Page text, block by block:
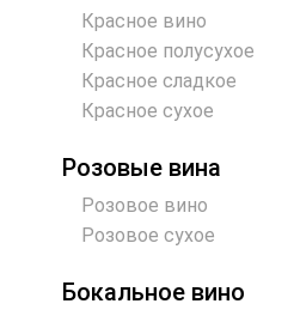
Красное вино
Красное полусухое
Красное сладкое
Красное сухое
Розовые вина
Розовое вино
Розовое сухое
Бокальное вино